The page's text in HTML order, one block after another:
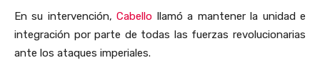
En su intervención,Cabello llamó a mantener la unidad e
integración por parte de todas las fuerzas revolucionarias
ante los ataques imperiales.